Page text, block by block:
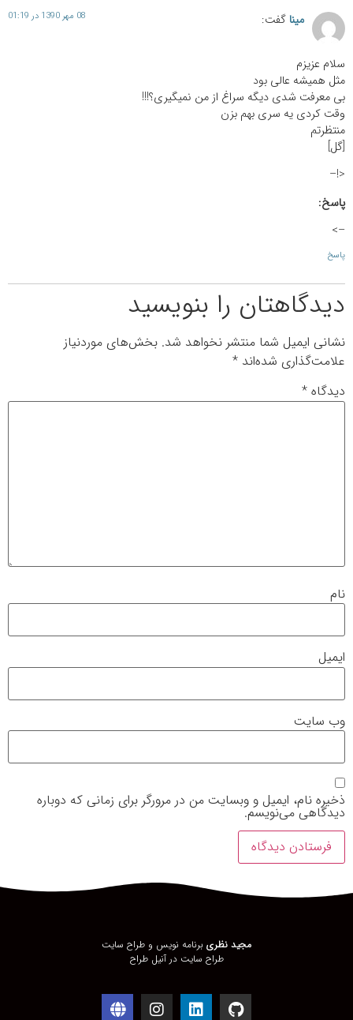
مینا گفت: 08 مهر 1390 در 01:19
سلام عزیزم
مثل همیشه عالی بود
بی معرفت شدی دیگه سراغ از من نمیگیری؟!!!
وقت کردی یه سری بهم بزن
منتظرتم
[گل]
<!–
پاسخ:
–>
پاسخ
دیدگاهتان را بنویسید
نشانی ایمیل شما منتشر نخواهد شد. بخش‌های موردنیاز
علامت‌گذاری شده‌اند *
دیدگاه *
نام
ایمیل
وب‌ سایت
ذخیره نام، ایمیل و وبسایت من در مرورگر برای زمانی که دوباره
دیدگاهی می‌نویسم.
مجید نظری برنامه نویس و طراح سایت
طراح سایت درآنیل طراح